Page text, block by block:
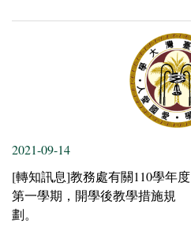
2021-09-14
[轉知訊息]教務處有關110學年度
第一學期，開學後教學措施規
劃。